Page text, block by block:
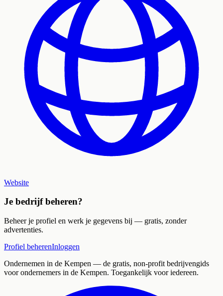
Website
Je bedrijf beheren?
Beheer je profiel en werk je gegevens bij — gratis, zonder
advertenties.
Profiel beherenInloggen
Ondernemen in de Kempen — de gratis, non-profit bedrijvengids
voor ondernemers in de Kempen. Toegankelijk voor iedereen.